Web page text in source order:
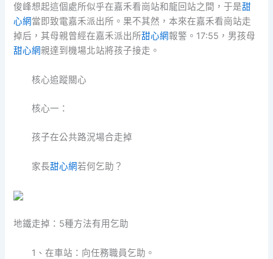
俊峰想起這個處所似乎在嘉禾看崗站和龍回站之間，于是甜
心網當即致電嘉禾派出所。果不其然，本來在嘉禾看崗站走
掉后，其母親曾經在嘉禾派出所甜心網報警。17:55，男孩母
甜心網親達到機場北站將孩子接走。
核心追蹤關心
核心一：
孩子在公共路況場合走掉
家長甜心網若何乞助？
地鐵走掉：5種方法有用乞助
1、在車站：向任務職員乞助。